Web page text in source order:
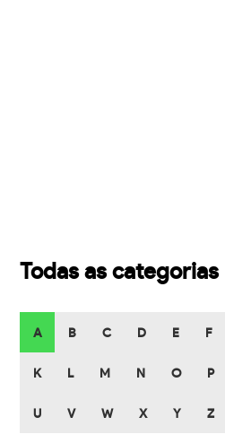
Todas as categorias
A B C D E F
K L M N O P
U V W X Y Z